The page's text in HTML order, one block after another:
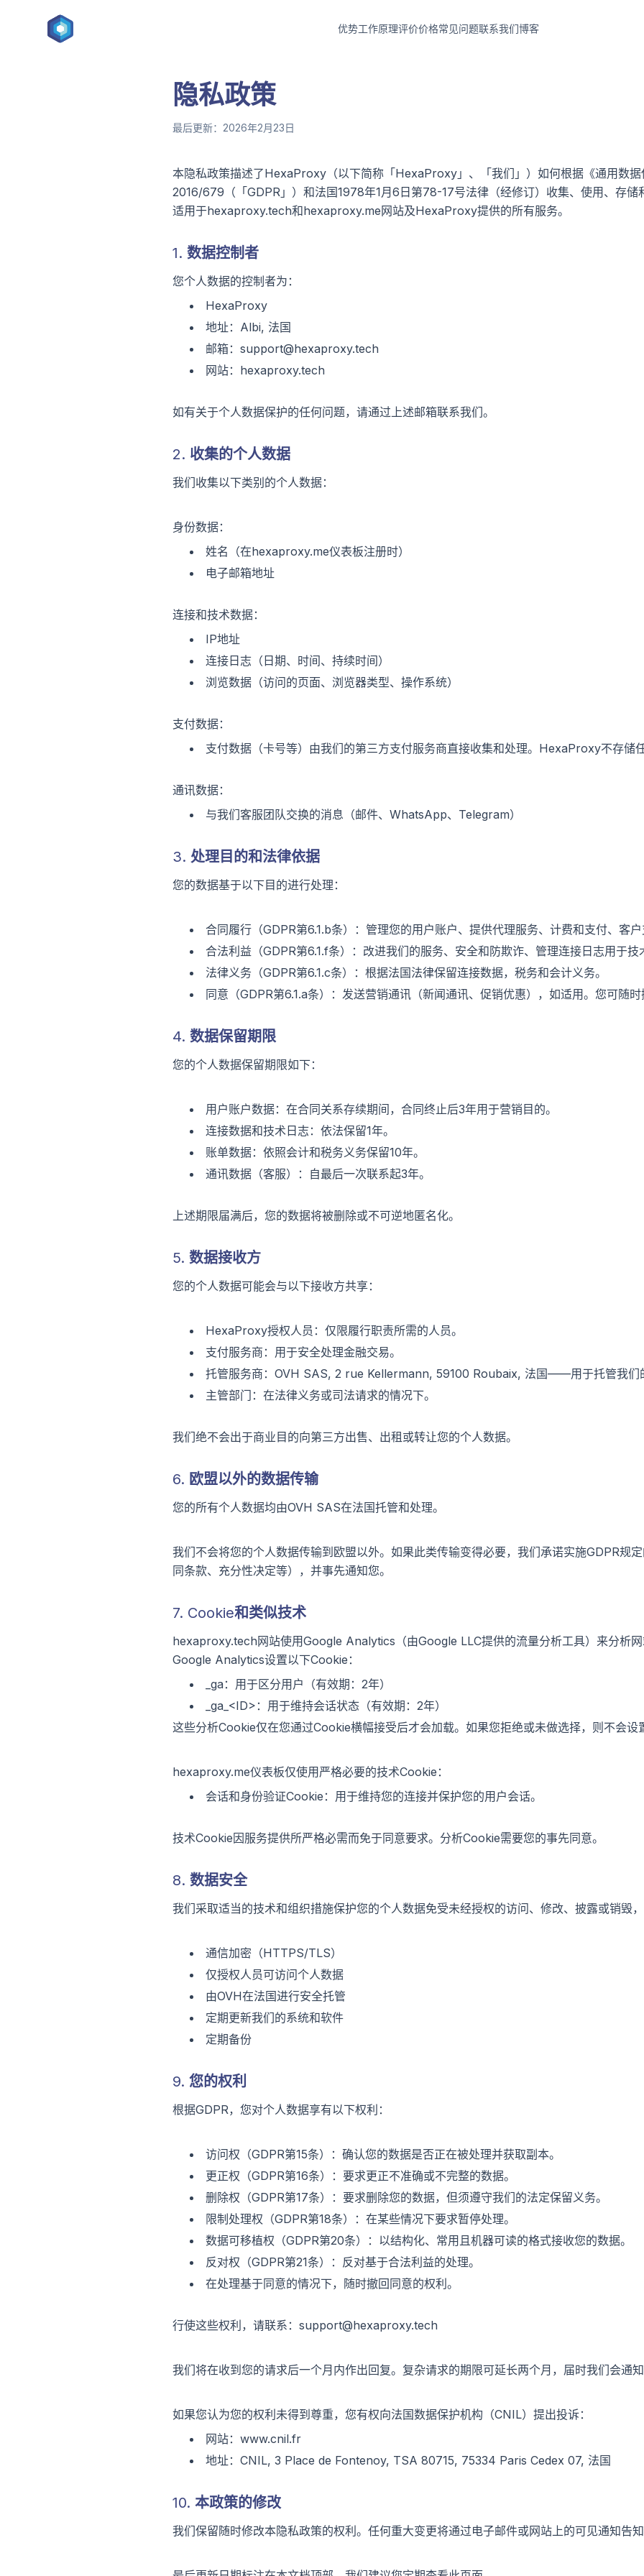
优势工作原理评价价格常见问题联系我们博客
隐私政策
最后更新：2026年2月23日
本隐私政策描述了HexaProxy（以下简称「HexaProxy」、「我们」）如何根据《通用数据
2016/679（「GDPR」）和法国1978年1月6日第78-17号法律（经修订）收集、使用、存储
适用于hexaproxy.tech和hexaproxy.me网站及HexaProxy提供的所有服务。
1. 数据控制者
您个人数据的控制者为：
HexaProxy
地址：Albi, 法国
邮箱：support@hexaproxy.tech
网站：hexaproxy.tech
如有关于个人数据保护的任何问题，请通过上述邮箱联系我们。
2. 收集的个人数据
我们收集以下类别的个人数据：
身份数据：
姓名（在hexaproxy.me仪表板注册时）
电子邮箱地址
连接和技术数据：
IP地址
连接日志（日期、时间、持续时间）
浏览数据（访问的页面、浏览器类型、操作系统）
支付数据：
支付数据（卡号等）由我们的第三方支付服务商直接收集和处理。HexaProxy不存储
通讯数据：
与我们客服团队交换的消息（邮件、WhatsApp、Telegram）
3. 处理目的和法律依据
您的数据基于以下目的进行处理：
合同履行（GDPR第6.1.b条）：管理您的用户账户、提供代理服务、计费和支付、客户
合法利益（GDPR第6.1.f条）：改进我们的服务、安全和防欺诈、管理连接日志用于技
法律义务（GDPR第6.1.c条）：根据法国法律保留连接数据，税务和会计义务。
同意（GDPR第6.1.a条）：发送营销通讯（新闻通讯、促销优惠），如适用。您可随时
4. 数据保留期限
您的个人数据保留期限如下：
用户账户数据：在合同关系存续期间，合同终止后3年用于营销目的。
连接数据和技术日志：依法保留1年。
账单数据：依照会计和税务义务保留10年。
通讯数据（客服）：自最后一次联系起3年。
上述期限届满后，您的数据将被删除或不可逆地匿名化。
5. 数据接收方
您的个人数据可能会与以下接收方共享：
HexaProxy授权人员：仅限履行职责所需的人员。
支付服务商：用于安全处理金融交易。
托管服务商：OVH SAS, 2 rue Kellermann, 59100 Roubaix, 法国——用于托管我们
主管部门：在法律义务或司法请求的情况下。
我们绝不会出于商业目的向第三方出售、出租或转让您的个人数据。
6. 欧盟以外的数据传输
您的所有个人数据均由OVH SAS在法国托管和处理。
我们不会将您的个人数据传输到欧盟以外。如果此类传输变得必要，我们承诺实施GDPR规
同条款、充分性决定等），并事先通知您。
7. Cookie和类似技术
hexaproxy.tech网站使用Google Analytics（由Google LLC提供的流量分析工具）来分析网
Google Analytics设置以下Cookie：
_ga：用于区分用户（有效期：2年）
_ga_<ID>：用于维持会话状态（有效期：2年）
这些分析Cookie仅在您通过Cookie横幅接受后才会加载。如果您拒绝或未做选择，则不会设
hexaproxy.me仪表板仅使用严格必要的技术Cookie：
会话和身份验证Cookie：用于维持您的连接并保护您的用户会话。
技术Cookie因服务提供所严格必需而免于同意要求。分析Cookie需要您的事先同意。
8. 数据安全
我们采取适当的技术和组织措施保护您的个人数据免受未经授权的访问、修改、披露或销毁，
通信加密（HTTPS/TLS）
仅授权人员可访问个人数据
由OVH在法国进行安全托管
定期更新我们的系统和软件
定期备份
9. 您的权利
根据GDPR，您对个人数据享有以下权利：
访问权（GDPR第15条）：确认您的数据是否正在被处理并获取副本。
更正权（GDPR第16条）：要求更正不准确或不完整的数据。
删除权（GDPR第17条）：要求删除您的数据，但须遵守我们的法定保留义务。
限制处理权（GDPR第18条）：在某些情况下要求暂停处理。
数据可移植权（GDPR第20条）：以结构化、常用且机器可读的格式接收您的数据。
反对权（GDPR第21条）：反对基于合法利益的处理。
在处理基于同意的情况下，随时撤回同意的权利。
行使这些权利，请联系：support@hexaproxy.tech
我们将在收到您的请求后一个月内作出回复。复杂请求的期限可延长两个月，届时我们会通知
如果您认为您的权利未得到尊重，您有权向法国数据保护机构（CNIL）提出投诉：
网站：www.cnil.fr
地址：CNIL, 3 Place de Fontenoy, TSA 80715, 75334 Paris Cedex 07, 法国
10. 本政策的修改
我们保留随时修改本隐私政策的权利。任何重大变更将通过电子邮件或网站上的可见通知告知